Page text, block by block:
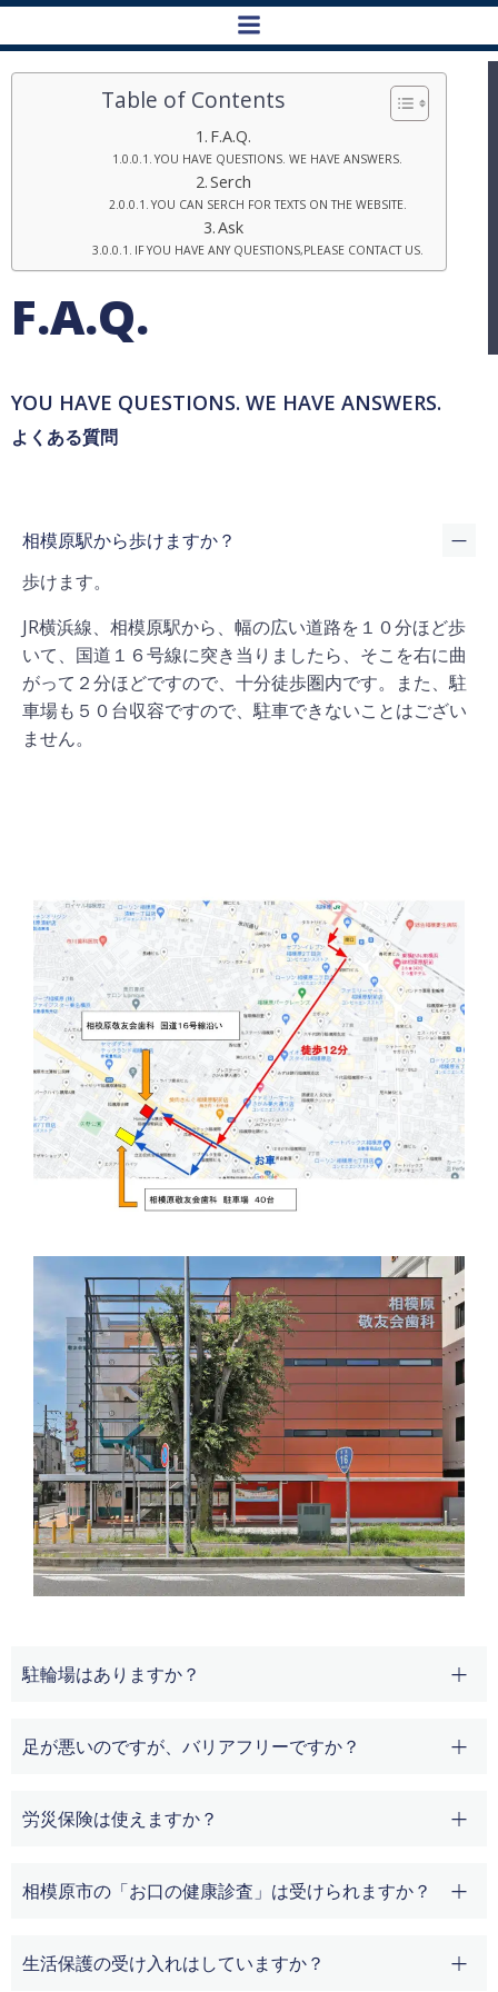
コ
ン
ン
へ
キ
プ
Table of Contents
F.A.Q.
YOU HAVE QUESTIONS. WE HAVE ANSWERS.
Serch
YOU CAN SERCH FOR TEXTS ON THE WEBSITE.
Ask
IF YOU HAVE ANY QUESTIONS,PLEASE CONTACT US.
F.A.Q.
YOU HAVE QUESTIONS. WE HAVE ANSWERS.
よくある質問
相模原駅から歩けますか？
歩けます。
JR横浜線、相模原駅から、幅の広い道路を１０分ほど歩
いて、国道１６号線に突き当りましたら、そこを右に曲
がって２分ほどですので、十分徒歩圏内です。また、駐
車場も５０台収容ですので、駐車できないことはござい
ません。
駐輪場はありますか？
足が悪いのですが、バリアフリーですか？
労災保険は使えますか？
相模原市の「お口の健康診査」は受けられますか？
生活保護の受け入れはしていますか？